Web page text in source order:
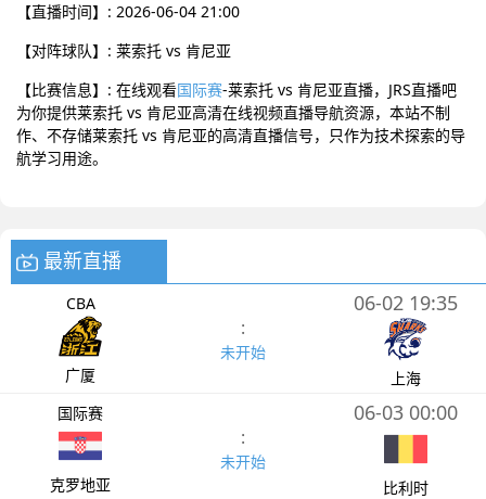
【直播时间】: 2026-06-04 21:00
【对阵球队】: 莱索托 vs 肯尼亚
【比赛信息】: 在线观看国际赛-莱索托 vs 肯尼亚直播，JRS直播吧
为你提供莱索托 vs 肯尼亚高清在线视频直播导航资源，本站不制
作、不存储莱索托 vs 肯尼亚的高清直播信号，只作为技术探索的导
航学习用途。
最新直播
CBA
广厦
:
未开始
06-02 19:35
上海
国际赛
克罗地亚
:
未开始
06-03 00:00
比利时